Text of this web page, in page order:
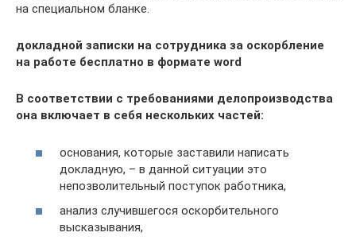
на специальном бланке.
докладной записки на сотрудника за оскорбление
на работе бесплатно в формате word
В соответствии с требованиями делопроизводства
она включает в себя нескольких частей:
основания, которые заставили написать
докладную, – в данной ситуации это
непозволительный поступок работника,
анализ случившегося оскорбительного
высказывания,